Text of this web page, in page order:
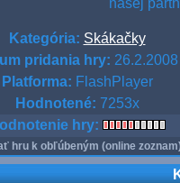
našej
Kategória: Skákačky
pridania hry: 26.2.2008
Platforma: FlashPlayer
Hodnotené: 7253x
hry:
hru k obľúbeným (online